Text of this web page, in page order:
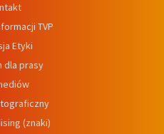
TVP
Etyki
dla prasy
(znaki)